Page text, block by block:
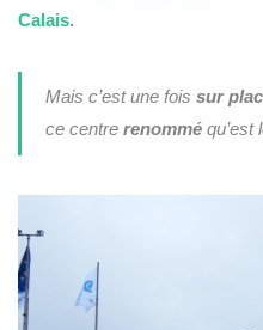
Calais.
Mais c’est une fois sur
ce centre renomméqu’est